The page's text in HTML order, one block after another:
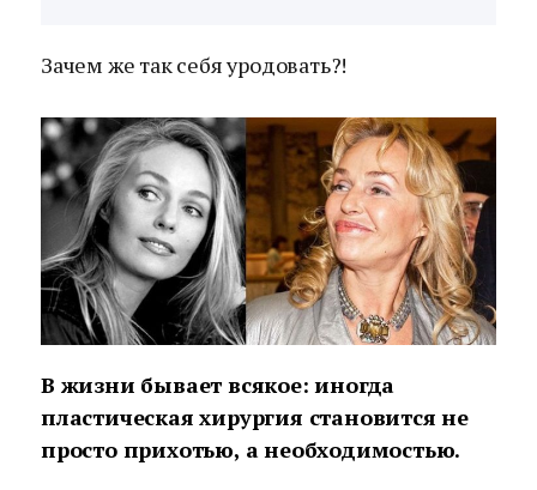
Зачем же так себя уродовать?!
В жизни бывает всякое: иногда
пластическая хирургия становится не
просто прихотью, а необходимостью.